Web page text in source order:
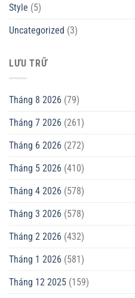
Style (5)
Uncategorized (3)
LƯU TRỮ
Tháng 8 2026 (79)
Tháng 7 2026 (261)
Tháng 6 2026 (272)
Tháng 5 2026 (410)
Tháng 4 2026 (578)
Tháng 3 2026 (578)
Tháng 2 2026 (432)
Tháng 1 2026 (581)
Tháng 12 2025 (159)